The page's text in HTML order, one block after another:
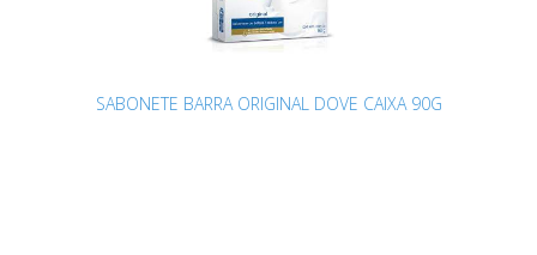
SABONETE BARRA ORIGINAL DOVE CAIXA 90G